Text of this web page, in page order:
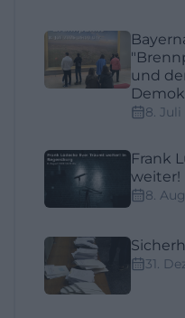
und
8. Juli
Frank
weiter!
8.
31.